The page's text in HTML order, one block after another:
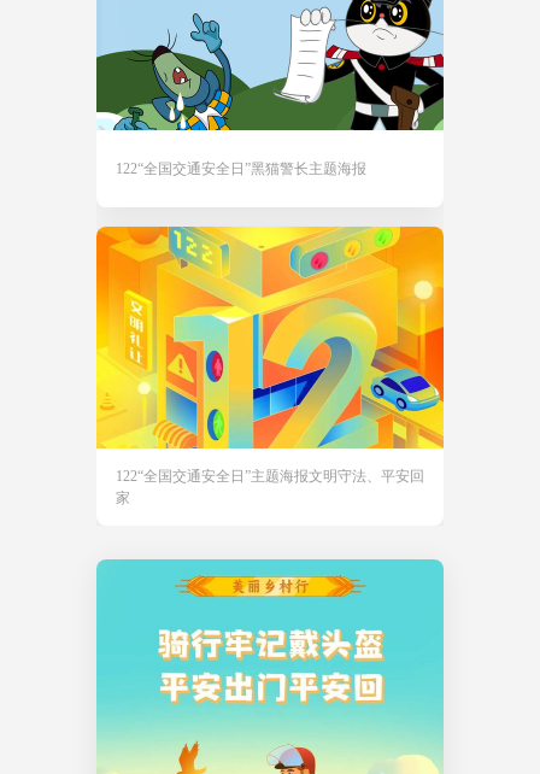
122“全国交通安全日”黑猫警长主题海报
122“全国交通安全日”主题海报文明守法、平安回
家